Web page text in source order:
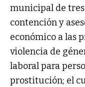
municipal de
contención y
económico a las
violencia de
laboral para
prostitución; el